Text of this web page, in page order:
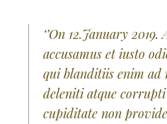
‘’On 12.January
accusamus et iusto
qui blanditiis enim ad
deleniti atque
cupiditate non